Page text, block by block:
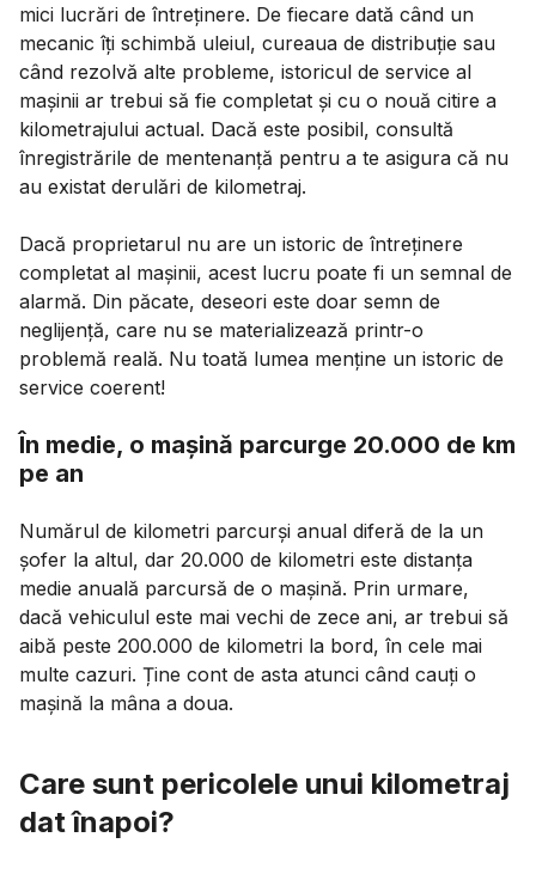
mici lucrări de întreținere. De fiecare dată când un
mecanic îți schimbă uleiul, cureaua de distribuție sau
când rezolvă alte probleme, istoricul de service al
mașinii ar trebui să fie completat și cu o nouă citire a
kilometrajului actual. Dacă este posibil, consultă
înregistrările de mentenanță pentru a te asigura că nu
au existat derulări de kilometraj.
Dacă proprietarul nu are un istoric de întreținere
completat al mașinii, acest lucru poate fi un semnal de
alarmă. Din păcate, deseori este doar semn de
neglijență, care nu se materializează printr-o
problemă reală. Nu toată lumea menține un istoric de
service coerent!
În medie, o mașină parcurge 20.000 de km
pe an
Numărul de kilometri parcurși anual diferă de la un
șofer la altul, dar 20.000 de kilometri este distanța
medie anuală parcursă de o mașină. Prin urmare,
dacă vehiculul este mai vechi de zece ani, ar trebui să
aibă peste 200.000 de kilometri la bord, în cele mai
multe cazuri. Ține cont de asta atunci când cauți o
mașină la mâna a doua.
Care sunt pericolele unui kilometraj
dat înapoi?